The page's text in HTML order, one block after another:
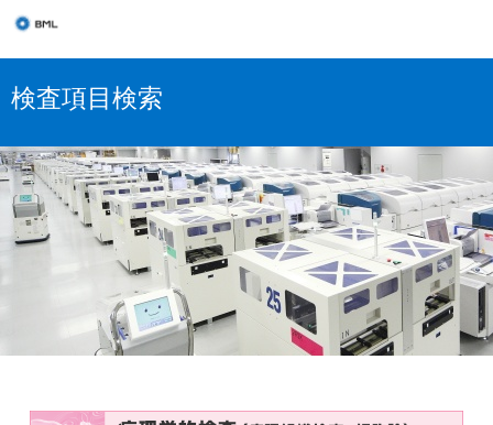
検査項目検索